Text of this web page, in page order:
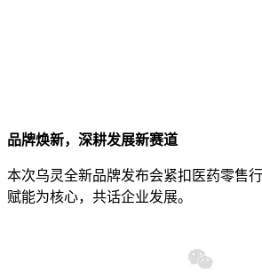
品牌焕新，深耕发展新赛道
本次乌灵全新品牌发布会紧扣医药零售
赋能为核心，共话企业发展。